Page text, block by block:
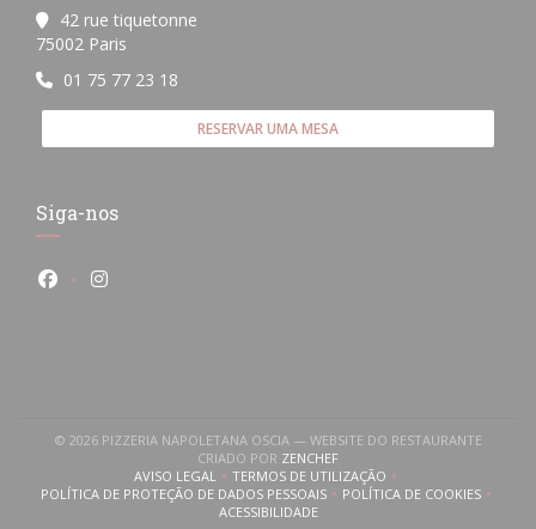
42 rue tiquetonne
75002 Paris
01 75 77 23 18
RESERVAR UMA MESA
Siga-nos
Facebook ((abre numa nova janela))
Instagram ((abre numa nova janela))
© 2026 PIZZERIA NAPOLETANA OSCIA — WEBSITE DO RESTAURANTE
CRIADO POR ZENCHEF((ABRE NUMA NOVA JANELA))
AVISO LEGAL((ABRE NUMA NOVA JANELA))
TERMOS DE UTILIZAÇÃO((ABRE NUMA NOVA JANELA))
POLÍTICA DE PROTEÇÃO DE DADOS PESSOAIS
((ABRE NUMA NOVA JANELA))POLÍTICA DE COOKIES
((ABRE NUMA
ACESSIBILIDADE((ABRE NUMA NOVA JANELA))